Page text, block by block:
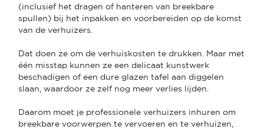
(inclusief het dragen of hanteren van breekbare
spullen) bij het inpakken en voorbereiden op de komst
van de verhuizers.
Dat doen ze om de verhuiskosten te drukken. Maar met
één misstap kunnen ze een delicaat kunstwerk
beschadigen of een dure glazen tafel aan diggelen
slaan, waardoor ze zelf nog meer verlies lijden.
Daarom moet je professionele verhuizers inhuren om
breekbare voorwerpen te vervoeren en te verhuizen,